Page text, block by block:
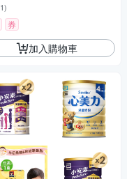
1)
券
加入購物車